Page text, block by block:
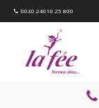
0030 24610 25 800